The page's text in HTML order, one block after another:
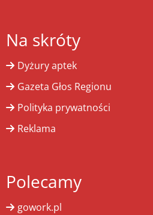
Na skróty
Dyżury aptek
Gazeta Głos Regionu
Polityka prywatności
Reklama
Polecamy
gowork.pl